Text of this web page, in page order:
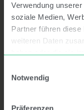
Verwendung
soziale Medien,
Partner führen
weiteren Daten
Notwendig
Präferenzen
10 Jahre
Farbe:PDF·